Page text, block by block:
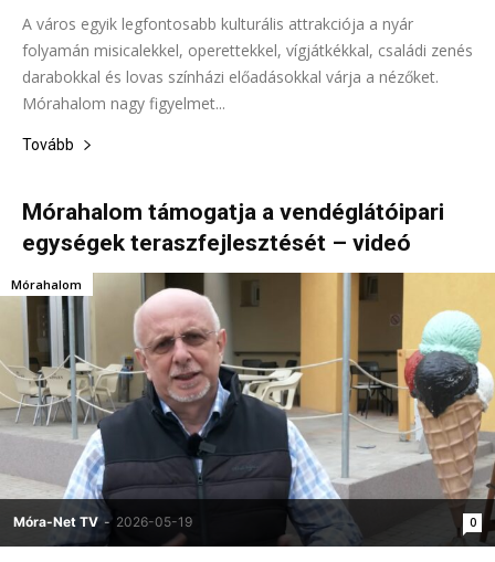
A város egyik legfontosabb kulturális attrakciója a nyár
folyamán misicalekkel, operettekkel, vígjátkékkal, családi zenés
darabokkal és lovas színházi előadásokkal várja a nézőket.
Mórahalom nagy figyelmet...
Tovább
Mórahalom támogatja a vendéglátóipari
egységek teraszfejlesztését – videó
Móra-Net TV - 2026-05-19 0
Mórahalom